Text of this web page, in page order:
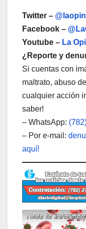
Twitter –
Facebook –
Youtube – La
¿Reporte y
Si cuentas con
maltrato, abuso
cualquier acción
saber!
– WhatsApp:
– Por e-mail:
aquí!